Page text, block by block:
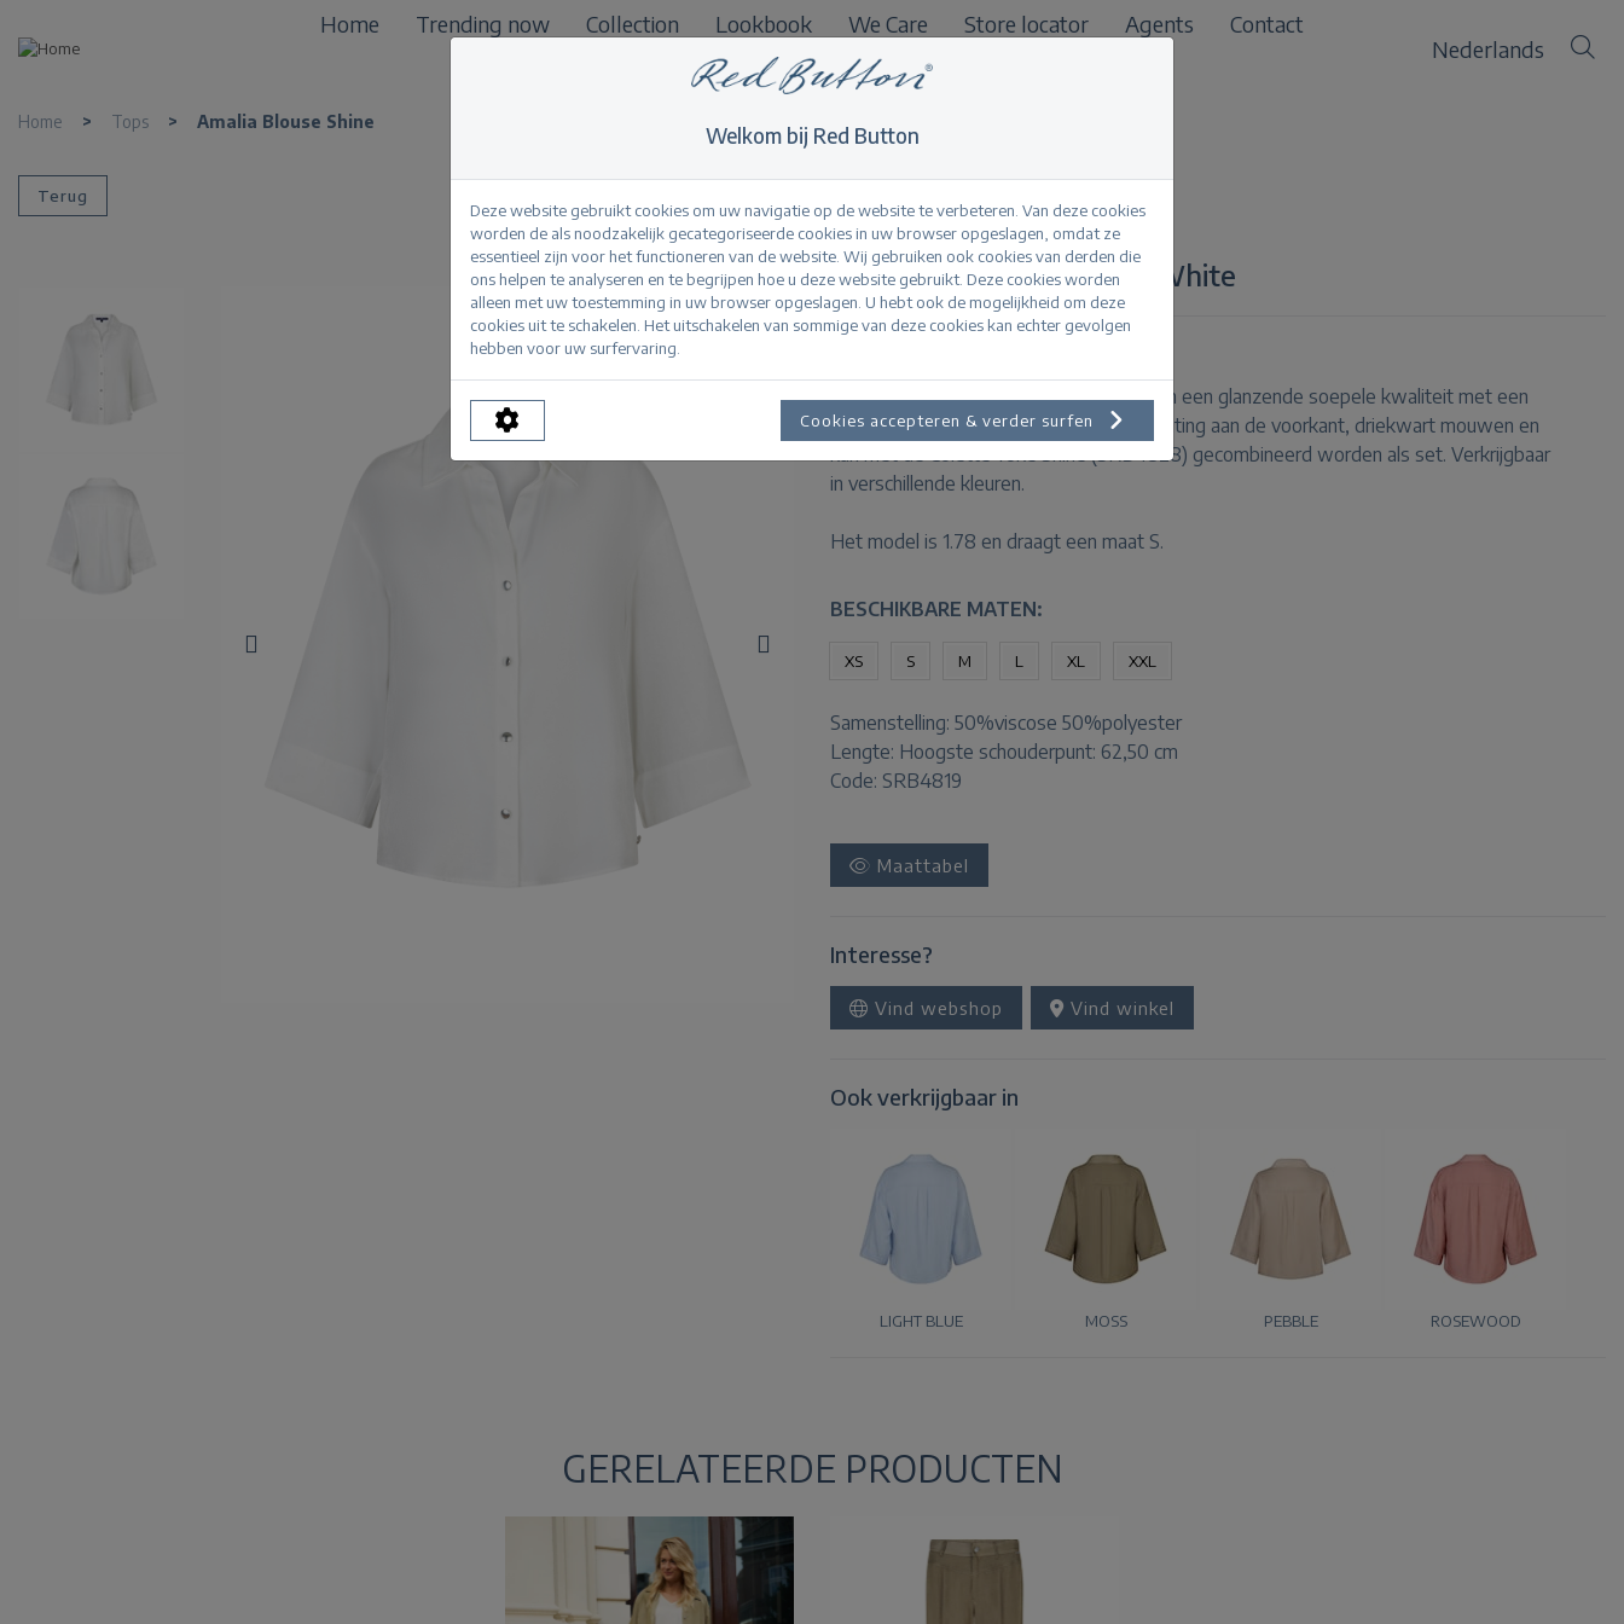
Home Trending now Collection Lookbook We Care Store locator Agents
Contact
B2B
Nederlands
Home > Tops > Amalia Blouse Shine
Terug
Amalia Blouse Shine Off White
De Amalia Blouse Shine is een blouse van een glanzende soepele kwaliteit met een
regular fit. De blouse heeft een knoopsluiting aan de voorkant, driekwart mouwen en
kan met de Colette Yoke Shine (SRB4828) gecombineerd worden als set. Verkrijgbaar
in verschillende kleuren.
Het model is 1.78 en draagt een maat S.
BESCHIKBARE MATEN:
XS S M L XL XXL
Samenstelling: 50%viscose 50%polyester
Lengte: Hoogste schouderpunt: 62,50 cm
Code: SRB4819
Maattabel
Interesse?
Vind webshop Vind winkel
Ook verkrijgbaar in
LIGHT BLUE MOSS PEBBLE ROSEWOOD
GERELATEERDE PRODUCTEN
Welkom bij Red Button
Deze website gebruikt cookies om uw navigatie op de website te verbeteren. Van deze cookies
worden de als noodzakelijk gecategoriseerde cookies in uw browser opgeslagen, omdat ze
essentieel zijn voor het functioneren van de website. Wij gebruiken ook cookies van derden die
ons helpen te analyseren en te begrijpen hoe u deze website gebruikt. Deze cookies worden
alleen met uw toestemming in uw browser opgeslagen. U hebt ook de mogelijkheid om deze
cookies uit te schakelen. Het uitschakelen van sommige van deze cookies kan echter gevolgen
hebben voor uw surfervaring.
Cookies accepteren & verder surfen